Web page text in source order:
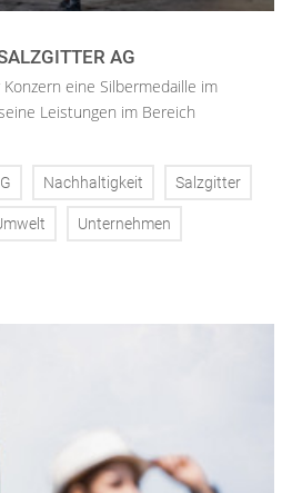
AG
eine Silbermedaille im
Leistungen im Bereich
Nachhaltigkeit Salzgitter
Unternehmen